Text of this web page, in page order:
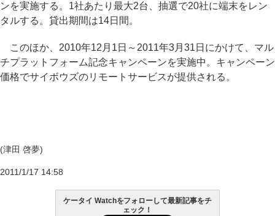
ンを実施する。1社あたり最大2台、抽選で20社に端末をレン
タルする。貸出期間は14日間。
このほか、2010年12月1日～2011年3月31日にかけて、マル
チプラットフォーム記念キャンペーンを実施中。キャンペーン
価格でサイボウズのリモートサービスが提供される。
(津田 啓夢)
2011/1/17 14:58
ケータイ Watchをフォローして最新記事をチ
ェック！